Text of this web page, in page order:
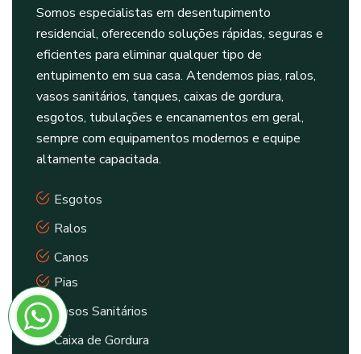
Somos especialistas em desentupimento
residencial, oferecendo soluções rápidas, seguras e
eficientes para eliminar qualquer tipo de
entupimento em sua casa. Atendemos pias, ralos,
vasos sanitários, tanques, caixas de gordura,
esgotos, tubulações e encanamentos em geral,
sempre com equipamentos modernos e equipe
altamente capacitada.
Esgotos
Ralos
Canos
Pias
Vasos Sanitários
Caixa de Gordura